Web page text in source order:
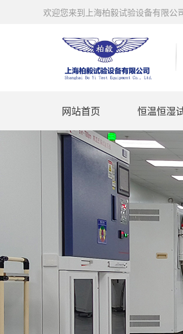
欢迎您来到上海柏毅试验设备有限公
网站首页 恒温恒湿